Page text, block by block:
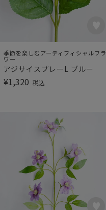
季節を楽しむアーティフィシャルフラ
ワー
アジサイスプレーL ブルー
¥1,320 税込